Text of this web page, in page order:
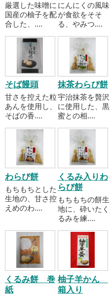
厳選した味噌に
国産の柚子を配
合した、....
にんにくの風味
が食欲をそそ
る、やみつ....
そば饅頭
甘さを控えた粒
あんを使用し、
そばの香....
抹茶わらび餅
宇治抹茶を贅沢
に使用した、黒
蜜との相....
わらび餅
もちもちとした
生地の、甘さ控
えめのわ....
くるみ入りわ
らび餅
もちもちの餅生
地に、砕いたく
るみを練....
くるみ餅 巻
紙
柚子羊かん
箱入り